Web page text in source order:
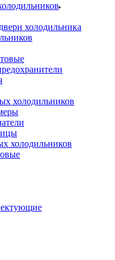
холодильника
холодильников
холодильников